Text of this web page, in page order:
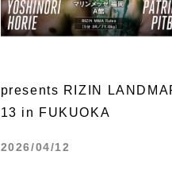
presents RIZIN
13 in FUKUOKA
2026/04/12